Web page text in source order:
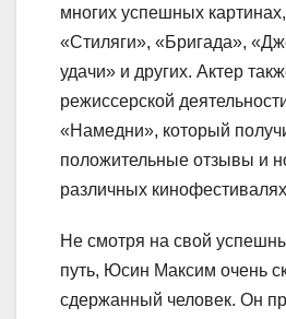
многих успешных картинах,
«Стиляги», «Бригада»,
удачи» и других. Актер
режиссерской
«Намедни», который
положительные отзывы и
различных
Не смотря на свой
путь, Юсин Максим очень
сдержанный человек. Он